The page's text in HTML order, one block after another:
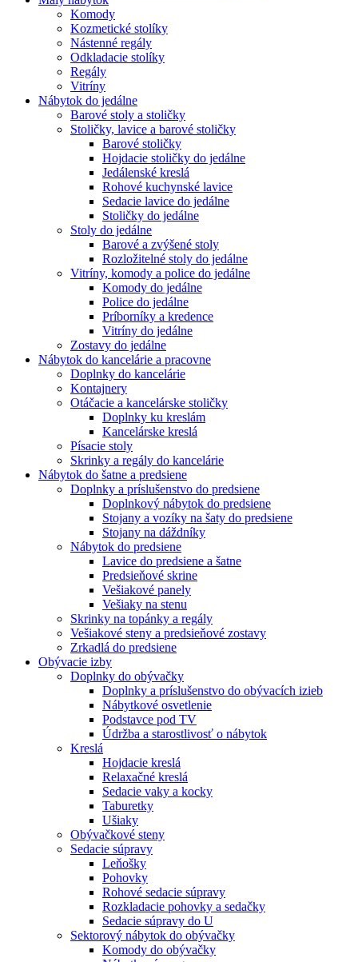
Komody
Kozmetické stolíky
Nástenné regály
Odkladacie stolíky
Regály
Vitríny
Nábytok do jedálne
Barové stoly a stoličky
Stoličky, lavice a barové stoličky
Barové stoličky
Hojdacie stoličky do jedálne
Jedálenské kreslá
Rohové kuchynské lavice
Sedacie lavice do jedálne
Stoličky do jedálne
Stoly do jedálne
Barové a zvýšené stoly
Rozložitelné stoly do jedálne
Vitríny, komody a police do jedálne
Komody do jedálne
Police do jedálne
Príborníky a kredence
Vitríny do jedálne
Zostavy do jedálne
Nábytok do kancelárie a pracovne
Doplnky do kancelárie
Kontajnery
Otáčacie a kancelárske stoličky
Doplnky ku kreslám
Kancelárske kreslá
Písacie stoly
Skrinky a regály do kancelárie
Nábytok do šatne a predsiene
Doplnky a príslušenstvo do predsiene
Doplnkový nábytok do predsiene
Stojany a vozíky na šaty do predsiene
Stojany na dáždníky
Nábytok do predsiene
Lavice do predsiene a šatne
Predsieňové skrine
Vešiakové panely
Vešiaky na stenu
Skrinky na topánky a regály
Vešiakové steny a predsieňové zostavy
Zrkadlá do predsiene
Obývacie izby
Doplnky do obývačky
Doplnky a príslušenstvo do obývacích izieb
Nábytkové osvetlenie
Podstavce pod TV
Údržba a starostlivosť o nábytok
Kreslá
Hojdacie kreslá
Relaxačné kreslá
Sedacie vaky a kocky
Taburetky
Ušiaky
Obývačkové steny
Sedacie súpravy
Leňošky
Pohovky
Rohové sedacie súpravy
Rozkladacie pohovky a sedačky
Sedacie súpravy do U
Sektorový nábytok do obývačky
Komody do obývačky